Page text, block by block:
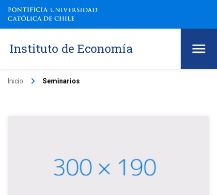
Instituto de Economía
Inicio keyboard_arrow_right Seminarios